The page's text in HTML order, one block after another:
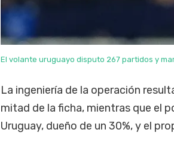
El volante uruguayo disputo 267 partidos y
La ingeniería de la operación
mitad de la ficha, mientras que el
Uruguay, dueño de un 30%, y el